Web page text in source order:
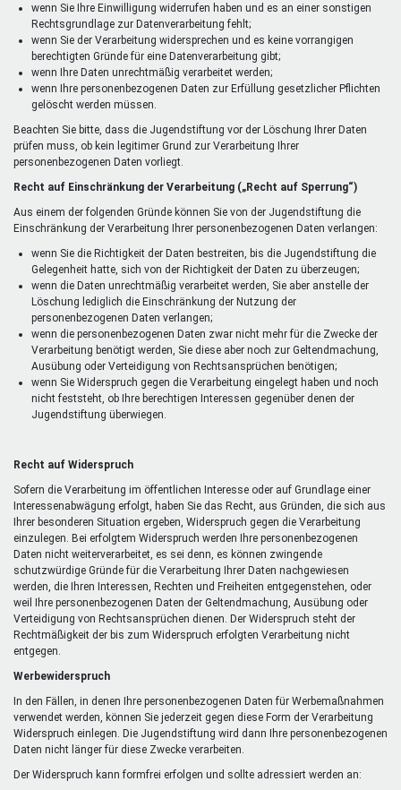
wenn Sie Ihre Einwilligung widerrufen haben und es an einer sonstigen
Rechtsgrundlage zur Datenverarbeitung fehlt;
wenn Sie der Verarbeitung widersprechen und es keine vorrangigen
berechtigten Gründe für eine Datenverarbeitung gibt;
wenn Ihre Daten unrechtmäßig verarbeitet werden;
wenn Ihre personenbezogenen Daten zur Erfüllung gesetzlicher Pflichten
gelöscht werden müssen.
Beachten Sie bitte, dass die Jugendstiftung vor der Löschung Ihrer Daten
prüfen muss, ob kein legitimer Grund zur Verarbeitung Ihrer
personenbezogenen Daten vorliegt.
Recht auf Einschränkung der Verarbeitung („Recht auf Sperrung“)
Aus einem der folgenden Gründe können Sie von der Jugendstiftung die
Einschränkung der Verarbeitung Ihrer personenbezogenen Daten verlangen:
wenn Sie die Richtigkeit der Daten bestreiten, bis die Jugendstiftung die
Gelegenheit hatte, sich von der Richtigkeit der Daten zu überzeugen;
wenn die Daten unrechtmäßig verarbeitet werden, Sie aber anstelle der
Löschung lediglich die Einschränkung der Nutzung der
personenbezogenen Daten verlangen;
wenn die personenbezogenen Daten zwar nicht mehr für die Zwecke der
Verarbeitung benötigt werden, Sie diese aber noch zur Geltendmachung,
Ausübung oder Verteidigung von Rechtsansprüchen benötigen;
wenn Sie Widerspruch gegen die Verarbeitung eingelegt haben und noch
nicht feststeht, ob Ihre berechtigen Interessen gegenüber denen der
Jugendstiftung überwiegen.
Recht auf Widerspruch
Sofern die Verarbeitung im öffentlichen Interesse oder auf Grundlage einer
Interessenabwägung erfolgt, haben Sie das Recht, aus Gründen, die sich aus
Ihrer besonderen Situation ergeben, Widerspruch gegen die Verarbeitung
einzulegen. Bei erfolgtem Widerspruch werden Ihre personenbezogenen
Daten nicht weiterverarbeitet, es sei denn, es können zwingende
schutzwürdige Gründe für die Verarbeitung Ihrer Daten nachgewiesen
werden, die Ihren Interessen, Rechten und Freiheiten entgegenstehen, oder
weil Ihre personenbezogenen Daten der Geltendmachung, Ausübung oder
Verteidigung von Rechtsansprüchen dienen. Der Widerspruch steht der
Rechtmäßigkeit der bis zum Widerspruch erfolgten Verarbeitung nicht
entgegen.
Werbewiderspruch
In den Fällen, in denen Ihre personenbezogenen Daten für Werbemaßnahmen
verwendet werden, können Sie jederzeit gegen diese Form der Verarbeitung
Widerspruch einlegen. Die Jugendstiftung wird dann Ihre personenbezogenen
Daten nicht länger für diese Zwecke verarbeiten.
Der Widerspruch kann formfrei erfolgen und sollte adressiert werden an: